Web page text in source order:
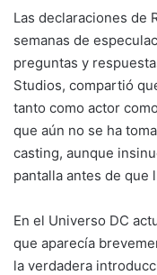
Las declaraciones de
semanas de
preguntas y
Studios, compartió
tanto como actor
que aún no se ha
casting, aunque
pantalla antes de que
En el Universo DC
que aparecía
la verdadera